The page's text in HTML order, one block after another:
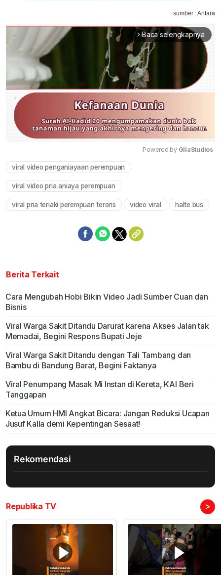
sumber : Antara
arrow_forward_ios Baca selengkapnya
Powered by GliaStudios
viral video penganiayaan perempuan
viral video pria aniaya perempuan
viral pria teriaki perempuan teroris video viral halte bus
Berita Terkait
Cara Mengubah Hobi Bikin Video Jadi Sumber Cuan dan
Bisnis
Viral Warga Sakit Ditandu Darurat karena Akses Jalan tak
Memadai, Begini Respons Bupati Jeje
Viral Warga Sakit Ditandu dengan Tali Tambang dan
Bambu di Bandung Barat, Begini Faktanya
Viral Penumpang Masak Mi Instan di Kereta, KAI Beri
Tanggapan
Ketua Umum HMI Angkat Bicara: Jangan Reduksi Ucapan
Jusuf Kalla demi Kepentingan Sesaat!
Rekomendasi
Republika TV >